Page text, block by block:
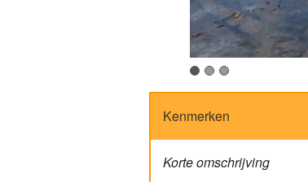
Kenmerken
Korte omschrijving